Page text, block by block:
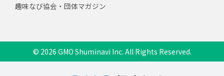
趣味なび協会・団体マガジン
© 2026 GMO Shuminavi Inc. All Rights Reserved.